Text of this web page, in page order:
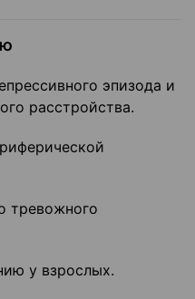
эпизода и
расстройства.
тревожного
у взрослых.